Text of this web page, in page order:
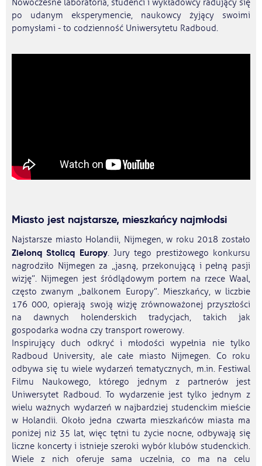
Nowoczesne laboratoria, studenci i wykładowcy radujący się
po udanym eksperymencie, naukowcy żyjący swoimi
pomysłami - to codzienność Uniwersytetu Radboud.
Miasto jest najstarsze, mieszkańcy najmłodsi
Najstarsze miasto Holandii, Nijmegen, w roku 2018 zostało
Zieloną Stolicą Europy. Jury tego prestiżowego konkursu
nagrodziło Nijmegen za „jasną, przekonującą i pełną pasji
wizję”. Nijmegen jest śródlądowym portem na rzece Waal,
często zwanym „balkonem Europy”. Mieszkańcy, w liczbie
176 000, opierają swoją wizję zrównoważonej przyszłości
na dawnych holenderskich tradycjach, takich jak
gospodarka wodna czy transport rowerowy.
Inspirujący duch odkryć i młodości wypełnia nie tylko
Radboud University, ale całe miasto Nijmegen. Co roku
odbywa się tu wiele wydarzeń tematycznych, m.in. Festiwal
Filmu Naukowego, którego jednym z partnerów jest
Uniwersytet Radboud. To wydarzenie jest tylko jednym z
wielu ważnych wydarzeń w najbardziej studenckim mieście
w Holandii. Około jedna czwarta mieszkańców miasta ma
poniżej niż 35 lat, więc tętni tu życie nocne, odbywają się
liczne koncerty i istnieje szeroki wybór klubów studenckich.
Wiele z nich oferuje sama uczelnia, co ma na celu